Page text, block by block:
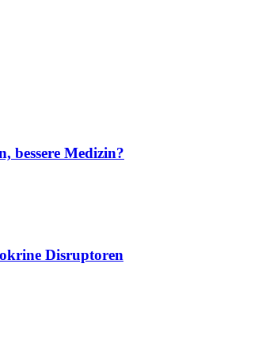
bessere Medizin?
Disruptoren